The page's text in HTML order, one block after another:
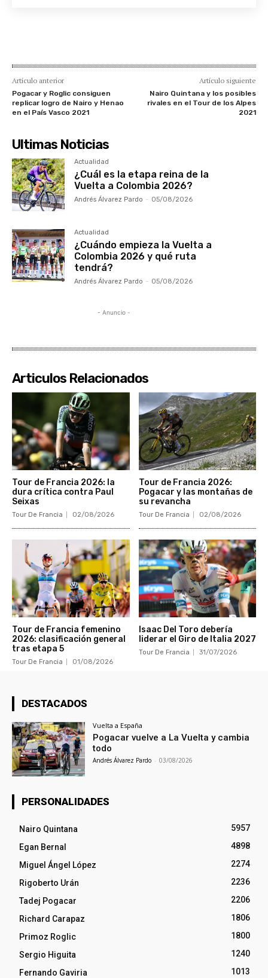
Artículo anterior
Pogacar y Roglic consiguen
replicar logro de Nairo y Henao
en el País Vasco 2021
Artículo siguiente
Nairo Quintana y los posibles
rivales en el Tour de los Alpes
2021
Ultimas Noticias
Actualidad
¿Cuál es la etapa reina de la
Vuelta a Colombia 2026?
Andrés Álvarez Pardo - 05/08/2026
Actualidad
¿Cuándo empieza la Vuelta a
Colombia 2026 y qué ruta
tendrá?
Andrés Álvarez Pardo - 05/08/2026
- Anuncio -
Articulos Relacionados
Tour de Francia 2026: la
dura crítica contra Paul
Seixas
Tour De Francia 02/08/2026
Tour de Francia 2026:
Pogacar y las montañas de
su revancha
Tour De Francia 02/08/2026
Tour de Francia femenino
2026: clasificación general
tras etapa 5
Tour De Francia 01/08/2026
Isaac Del Toro debería
liderar el Giro de Italia 2027
Tour De Francia 31/07/2026
DESTACADOS
Vuelta a España
Pogacar vuelve a La Vuelta y cambia
todo
Andrés Álvarez Pardo - 03/08/2026
PERSONALIDADES
Nairo Quintana
5957
Egan Bernal
4898
Miguel Ángel López
2274
Rigoberto Urán
2236
Tadej Pogacar
2206
Richard Carapaz
1806
Primoz Roglic
1800
Sergio Higuita
1240
Fernando Gaviria
1013